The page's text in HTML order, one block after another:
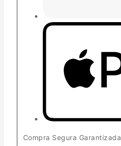
Compra Segura Garantizada